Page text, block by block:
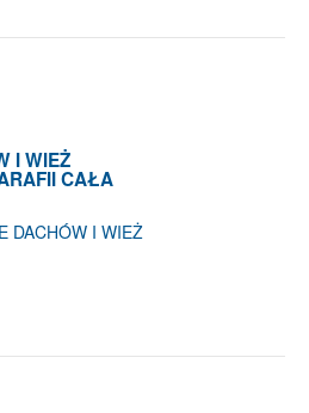
I WIEŻ
CAŁA
DACHÓW I WIEŻ